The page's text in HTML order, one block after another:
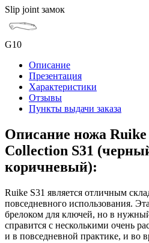
Slip joint замок
G10
Описание
Презентация
Характеристики
Отзывы
Пункты выдачи заказа
Описание ножа
Collection S31
коричневый):
Ruike S31 является отличным
повседневного использования.
брелоком для ключей, но в
справится с несколькими очень
и в повседневной практике, и во